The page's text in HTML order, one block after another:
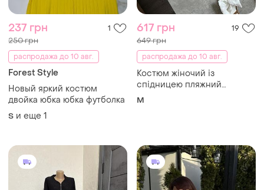
237 грн 1
250 грн
распродажа до 10 авг.
Forest Style
Новый яркий костюм
двойка юбка юбка футболка
S и еще 1
617 грн 19
649 грн
распродажа до 10 авг.
Костюм жіночий із
спідницею пляжний
вʼязаний бежевий розмір м
M